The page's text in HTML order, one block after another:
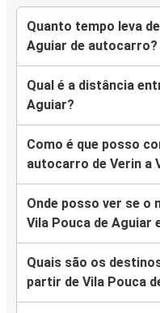
Quanto tempo leva
Aguiar de autocarro?
Qual é a distância
Aguiar?
Como é que posso
autocarro de Verin a
Onde posso ver se o
Vila Pouca de Aguiar
Quais são os
partir de Vila Pouca